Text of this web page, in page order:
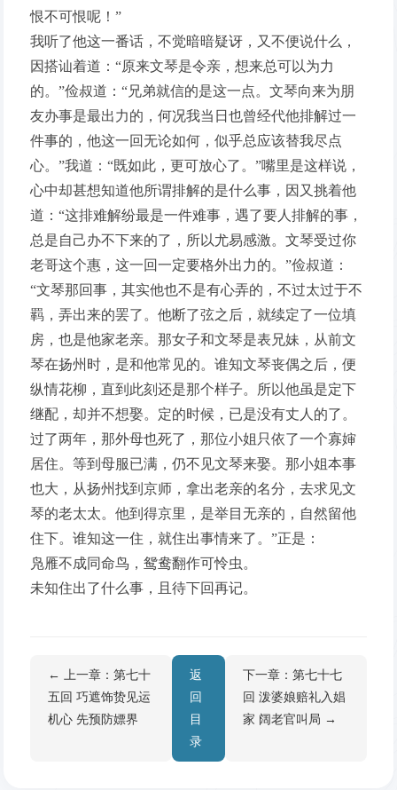
恨不可恨呢！”
我听了他这一番话，不觉暗暗疑讶，又不便说什么，
因搭讪着道：“原来文琴是令亲，想来总可以为力
的。”俭叔道：“兄弟就信的是这一点。文琴向来为朋
友办事是最出力的，何况我当日也曾经代他排解过一
件事的，他这一回无论如何，似乎总应该替我尽点
心。”我道：“既如此，更可放心了。”嘴里是这样说，
心中却甚想知道他所谓排解的是什么事，因又挑着他
道：“这排难解纷最是一件难事，遇了要人排解的事，
总是自己办不下来的了，所以尤易感激。文琴受过你
老哥这个惠，这一回一定要格外出力的。”俭叔道：
“文琴那回事，其实他也不是有心弄的，不过太过于不
羁，弄出来的罢了。他断了弦之后，就续定了一位填
房，也是他家老亲。那女子和文琴是表兄妹，从前文
琴在扬州时，是和他常见的。谁知文琴丧偶之后，便
纵情花柳，直到此刻还是那个样子。所以他虽是定下
继配，却并不想娶。定的时候，已是没有丈人的了。
过了两年，那外母也死了，那位小姐只依了一个寡婶
居住。等到母服已满，仍不见文琴来娶。那小姐本事
也大，从扬州找到京师，拿出老亲的名分，去求见文
琴的老太太。他到得京里，是举目无亲的，自然留他
住下。谁知这一住，就住出事情来了。”正是：
凫雁不成同命鸟，鸳鸯翻作可怜虫。
未知住出了什么事，且待下回再记。
← 上一章：第七十
五回 巧遮饰贽见运
机心 先预防嫖界
返
回
目
录
下一章：第七十七
回 泼婆娘赔礼入娼
家 阔老官叫局 →